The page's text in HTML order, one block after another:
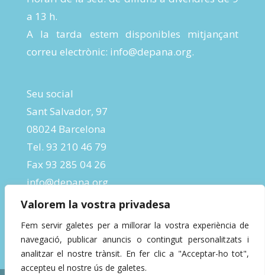
Valorem la vostra privadesa
Fem servir galetes per a millorar la vostra experiència de
navegació, publicar anuncis o contingut personalitzats i
analitzar el nostre trànsit. En fer clic a "Acceptar-ho tot",
accepteu el nostre ús de galetes.
a 13 h.
A la tarda estem disponibles mitjançant
correu electrònic: info@depana.org.
Seu social
Sant Salvador, 97
08024 Barcelona
Tel. 93 210 46 79
Fax 93 285 04 26
info@depana.org